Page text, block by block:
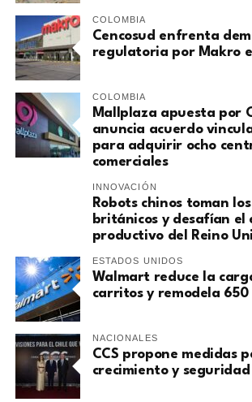
COLOMBIA
Cencosud enfrenta
regulatoria por Makro
COLOMBIA
Mallplaza apuesta por
anuncia acuerdo
para adquirir ocho
comerciales
INNOVACIÓN
Robots chinos toman
británicos y desafían el
productivo del Reino
ESTADOS UNIDOS
Walmart reduce la
carritos y remodela
NACIONALES
CCS propone medidas
crecimiento y